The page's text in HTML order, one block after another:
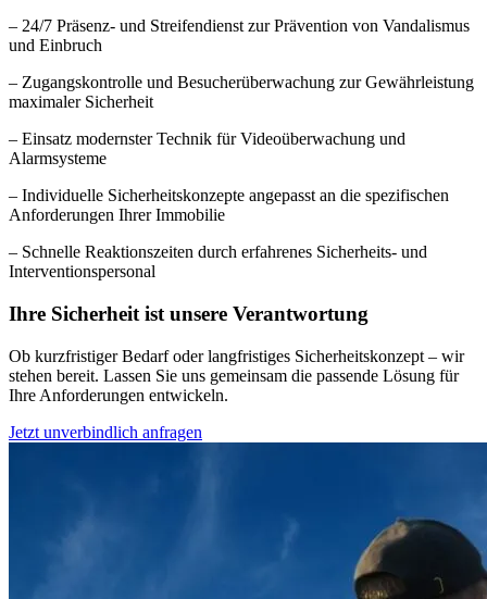
– 24/7 Präsenz- und Streifendienst zur Prävention von Vandalismus
und Einbruch
– Zugangskontrolle und Besucherüberwachung zur Gewährleistung
maximaler Sicherheit
– Einsatz modernster Technik für Videoüberwachung und
Alarmsysteme
– Individuelle Sicherheitskonzepte angepasst an die spezifischen
Anforderungen Ihrer Immobilie
– Schnelle Reaktionszeiten durch erfahrenes Sicherheits- und
Interventionspersonal
Ihre Sicherheit ist unsere Verantwortung
Ob kurzfristiger Bedarf oder langfristiges Sicherheitskonzept – wir
stehen bereit. Lassen Sie uns gemeinsam die passende Lösung für
Ihre Anforderungen entwickeln.
Jetzt unverbindlich anfragen